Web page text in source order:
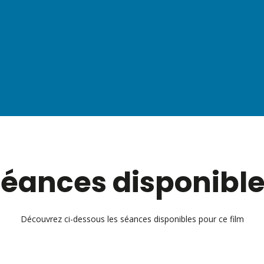
Découvrez ci-dessous les séances disponibles pour ce film